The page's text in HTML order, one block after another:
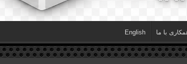
با ما English